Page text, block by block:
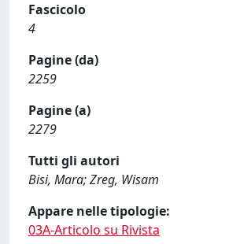
Fascicolo
4
Pagine (da)
2259
Pagine (a)
2279
Tutti gli autori
Bisi, Mara; Zreg, Wisam
Appare nelle tipologie:
03A-Articolo su Rivista